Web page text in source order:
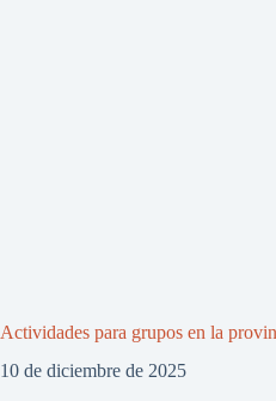
Actividades para grupos en la
10 de diciembre de 2025